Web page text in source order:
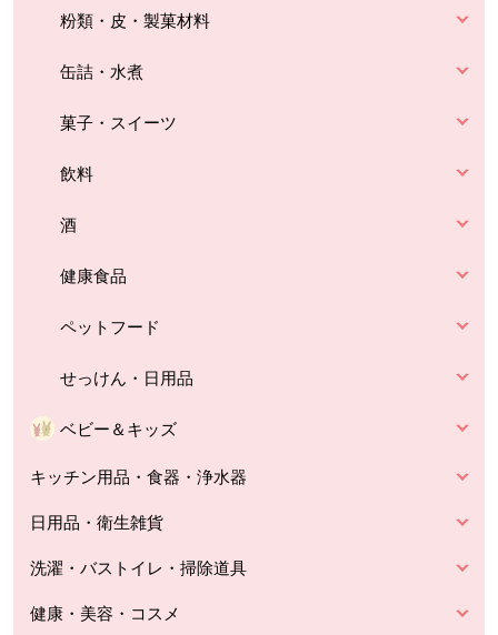
粉類・皮・製菓材料
缶詰・水煮
菓子・スイーツ
飲料
酒
健康食品
ペットフード
せっけん・日用品
ベビー＆キッズ
キッチン用品・食器・浄水器
日用品・衛生雑貨
洗濯・バストイレ・掃除道具
健康・美容・コスメ